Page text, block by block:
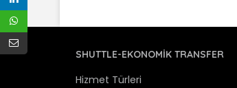
SHUTTLE-EKONOMIK TRANSFER
Hizmet Türleri